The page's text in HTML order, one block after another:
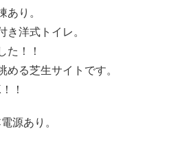
あり。
き洋式トイレ。
た！！
める芝生サイトです。
！
源あり。